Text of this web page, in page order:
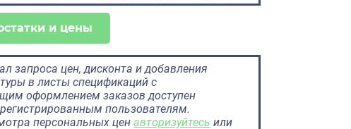
и цены
запроса цен, дисконта и добавления
в листы спецификаций с
оформлением заказов доступен
пользователям.
персональных цен авторизуйтесь или